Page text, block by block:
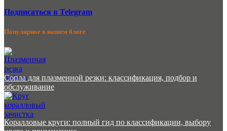
Подписаться в Telegram
Популярное в нашем блоге
Сопла для плазменной резки: классификация, подбор и
обслуживание
Коралловые круги: полный гид по классификации, выбору